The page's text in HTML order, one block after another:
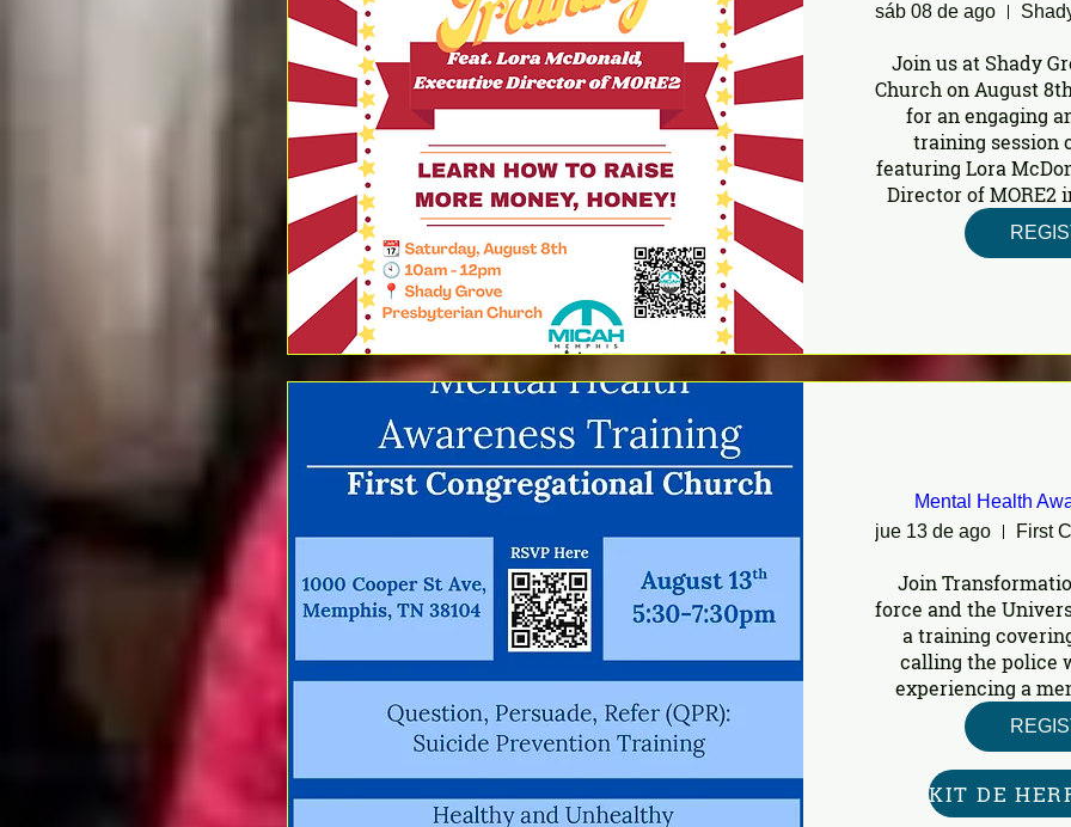
sáb 08 de ago
Join us at Shady
Church on August
for an engaging
training session
featuring Lora
Director of MORE2
Mental Health
jue 13 de ago
Join
force and the
a training
calling the police
experiencing a